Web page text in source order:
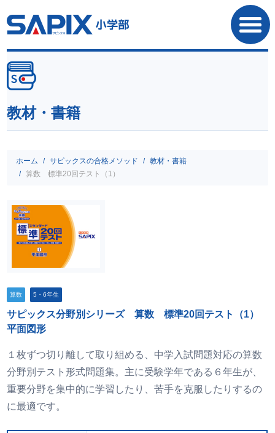
SAPIX小学部
教材・書籍
ホーム サピックスの合格メソッド
教材・書籍
算数 標準20回テスト（1）
算数 5・6年生
サピックス分野別シリーズ 算数 標準20回テスト（1）
平面図形
１枚ずつ切り離して取り組める、中学入試問題対応の算数
分野別テスト形式問題集。主に受験学年である６年生が、
重要分野を集中的に学習したり、苦手を克服したりするの
に最適です。